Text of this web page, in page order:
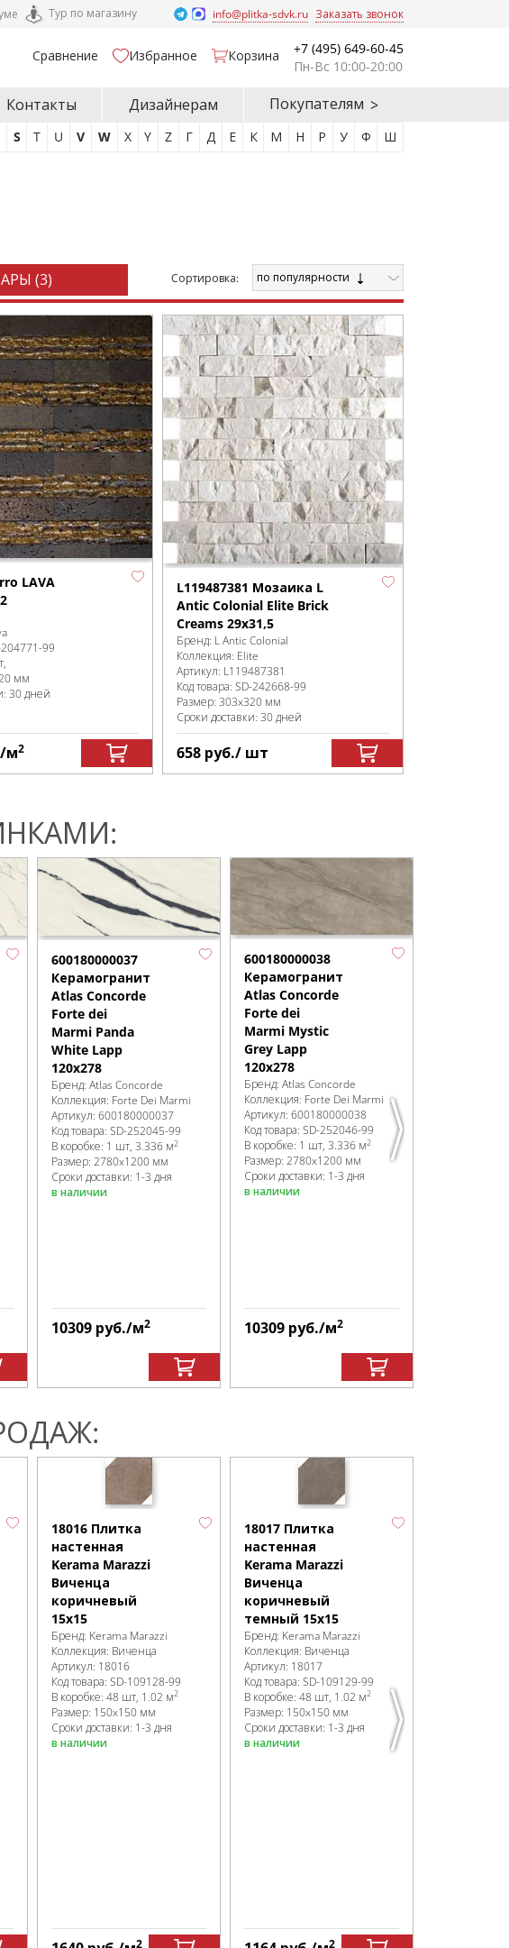
Тур по магазину info@plitka-sdvk.ru Заказать звонок
Сравнение Избранное Корзина
+7 (495) 649-60-45
Пн-Вс 10:00-20:00
Контакты Дизайнерам Покупателям
S T U V W X Y Z Г Д Е К М Н Р У Ф Ш
(3) Cортировка: по популярности
LAVA
204771-99
мм
30 дней
/м2
L119487381 Мозаика L
Antic Colonial Elite Brick
Creams 29x31,5
Бренд: L Antic Colonial
Коллекция: Elite
Артикул: L119487381
Код товара: SD-242668-99
Размер: 303x320 мм
Сроки доставки: 30 дней
658 руб./ шт
600180000037
Керамогранит
Atlas Concorde
Forte dei
Marmi Panda
White Lapp
120x278
Бренд: Atlas Concorde
Коллекция: Forte Dei Marmi
Артикул: 600180000037
Код товара: SD-252045-99
В коробке: 1 шт, 3.336 м2
Размер: 2780x1200 мм
Сроки доставки: 1-3 дня
в наличии
10309 руб./м2
600180000038
Керамогранит
Atlas Concorde
Forte dei
Marmi Mystic
Grey Lapp
120x278
Бренд: Atlas Concorde
Коллекция: Forte Dei Marmi
Артикул: 600180000038
Код товара: SD-252046-99
В коробке: 1 шт, 3.336 м2
Размер: 2780x1200 мм
Сроки доставки: 1-3 дня
в наличии
10309 руб./м2
18016 Плитка
настенная
Kerama Marazzi
Виченца
коричневый
15х15
Бренд: Kerama Marazzi
Коллекция: Виченца
Артикул: 18016
Код товара: SD-109128-99
В коробке: 48 шт, 1.02 м2
Размер: 150x150 мм
Сроки доставки: 1-3 дня
в наличии
2
18017 Плитка
настенная
Kerama Marazzi
Виченца
коричневый
темный 15х15
Бренд: Kerama Marazzi
Коллекция: Виченца
Артикул: 18017
Код товара: SD-109129-99
В коробке: 48 шт, 1.02 м2
Размер: 150x150 мм
Сроки доставки: 1-3 дня
в наличии
2